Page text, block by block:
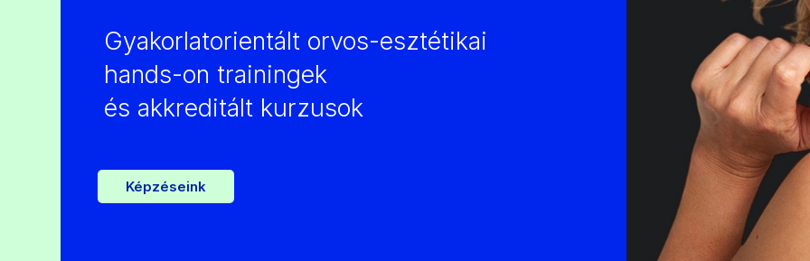
Gyakorlatorientált orvos-esztétikai
hands-on trainingek
és akkreditált kurzusok
Képzéseink